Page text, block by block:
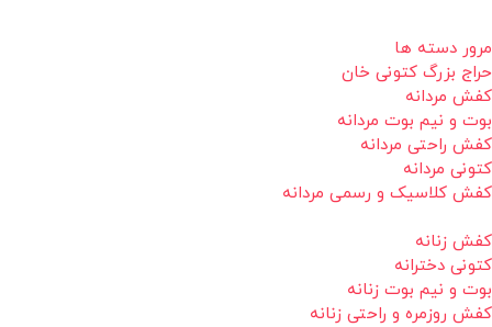
مرور دسته ها
حراج بزرگ کتونی خان
کفش مردانه
بوت و نیم بوت مردانه
کفش راحتی مردانه
کتونی مردانه
کفش کلاسیک و رسمی مردانه
کفش زنانه
کتونی دخترانه
بوت و نیم بوت زنانه
کفش روزمره و راحتی زنانه